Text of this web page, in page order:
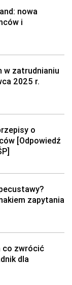
nowa
i
w zatrudnianiu
2025 r.
o
[Odpowiedź
zapytania
co zwrócić
dla